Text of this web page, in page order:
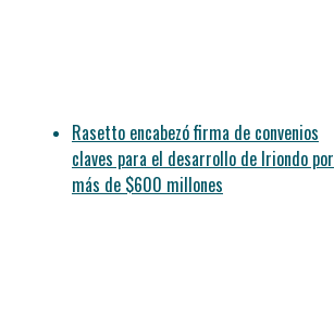
Rasetto encabezó firma de convenios
claves para el desarrollo de Iriondo por
más de $600 millones